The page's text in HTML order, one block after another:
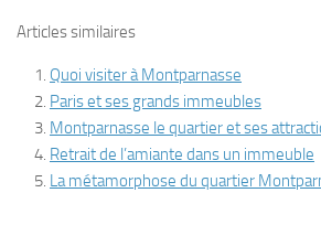
Articles similaires
Quoi visiter à Montparnasse
Paris et ses grands immeubles
Montparnasse le quartier et ses
Retrait de l’amiante dans un immeuble
La métamorphose du quartier